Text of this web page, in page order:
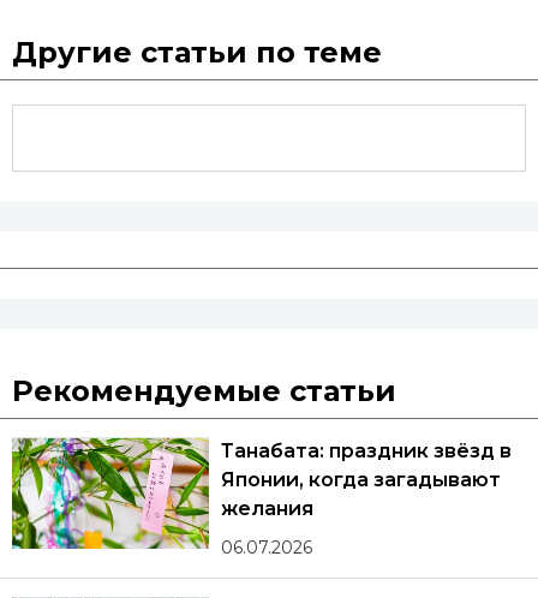
Другие статьи по теме
Рекомендуемые статьи
Танабата: праздник звёзд в
Японии, когда загадывают
желания
06.07.2026